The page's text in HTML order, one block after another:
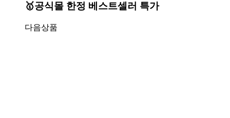
🥇공식몰 한정 베스트셀러 특가
다음상품